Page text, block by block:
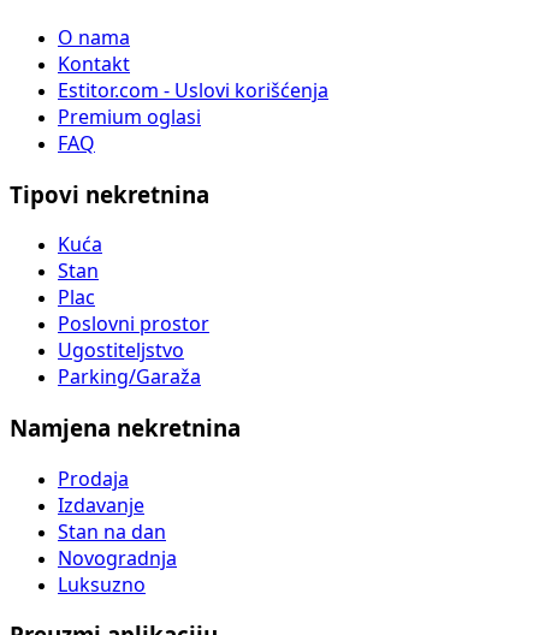
O nama
Kontakt
Estitor.com - Uslovi korišćenja
Premium oglasi
FAQ
Tipovi nekretnina
Kuća
Stan
Plac
Poslovni prostor
Ugostiteljstvo
Parking/Garaža
Namjena nekretnina
Prodaja
Izdavanje
Stan na dan
Novogradnja
Luksuzno